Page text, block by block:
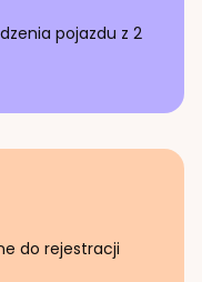
pojazdu z 2
do rejestracji